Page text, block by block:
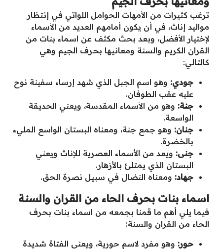
ترغب كثيرات من الأمهات الحوامل اللواتي في إنتظار
مواليد إناث، في أن يكون أمامهم العديد من الأسماء
لإختيار الأفضل، وبعد بحث مكثف عن اسماء بنات من
القران الكريم والسنة ومعانيها بحرف الجيم وهي
كالتالي:
جودي: وهو اسم الجبل الذي شهد إرساء سفينة نوح
عليه عقب الطوفان.
جنة: وهو من الأسماء المقدسة، ويعني الحديقة
الواسعة.
جنان: وهو جمع جنة، ومعناه البستان الواسع المليء
بالخضرة.
جنى: ويعد من الأسماء العصرية للإناث ويعني
البستان الذي يمتلئ بالأزهار.
جهاد: ومعناه النضال في سبيل نصرة الحق.
اسماء بنات بحرف الحاء من القران والسنة
فيما يلي أهم ما قمنا بجمعه من اسماء بنات بحرف
الحاء من القران والسنة:
حور: وهو مفرد لاسم حورية، ويعني الفتاة شديدة